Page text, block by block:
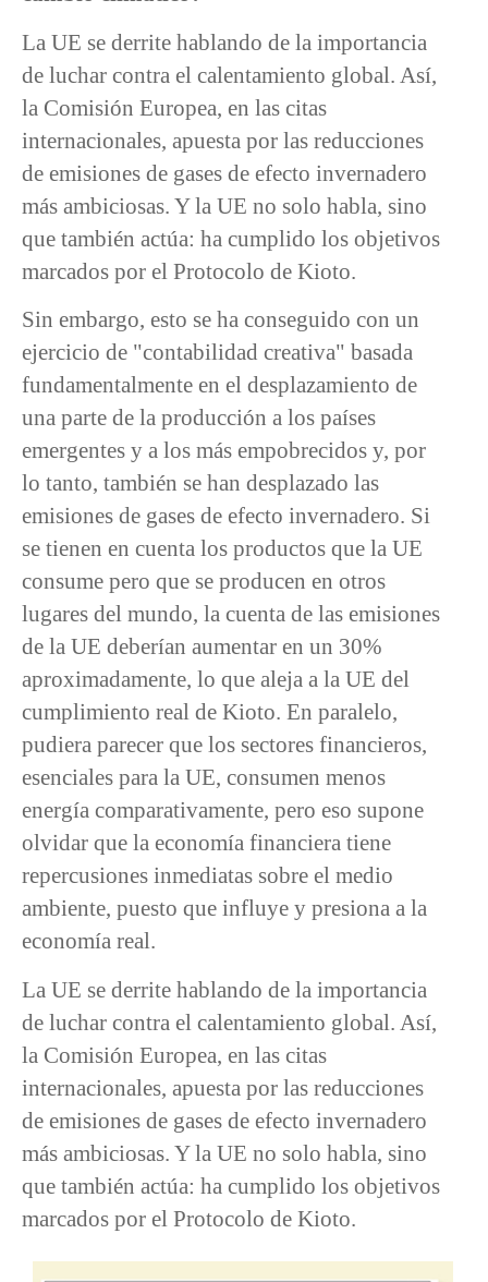
La UE se derrite hablando de la importancia
de luchar contra el calentamiento global. Así,
la Comisión Europea, en las citas
internacionales, apuesta por las reducciones
de emisiones de gases de efecto invernadero
más ambiciosas. Y la UE no solo habla, sino
que también actúa: ha cumplido los objetivos
marcados por el Protocolo de Kioto.
Sin embargo, esto se ha conseguido con un
ejercicio de "contabilidad creativa" basada
fundamentalmente en el desplazamiento de
una parte de la producción a los países
emergentes y a los más empobrecidos y, por
lo tanto, también se han desplazado las
emisiones de gases de efecto invernadero. Si
se tienen en cuenta los productos que la UE
consume pero que se producen en otros
lugares del mundo, la cuenta de las emisiones
de la UE deberían aumentar en un 30%
aproximadamente, lo que aleja a la UE del
cumplimiento real de Kioto. En paralelo,
pudiera parecer que los sectores financieros,
esenciales para la UE, consumen menos
energía comparativamente, pero eso supone
olvidar que la economía financiera tiene
repercusiones inmediatas sobre el medio
ambiente, puesto que influye y presiona a la
economía real.
La UE se derrite hablando de la importancia
de luchar contra el calentamiento global. Así,
la Comisión Europea, en las citas
internacionales, apuesta por las reducciones
de emisiones de gases de efecto invernadero
más ambiciosas. Y la UE no solo habla, sino
que también actúa: ha cumplido los objetivos
marcados por el Protocolo de Kioto.